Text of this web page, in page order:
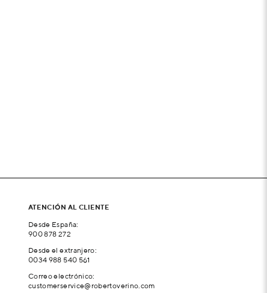
ATENCIÓN AL CLIENTE
Desde España:
900 878 272
Desde el extranjero:
0034 988 540 561
Correo electrónico:
customerservice@robertoverino.com